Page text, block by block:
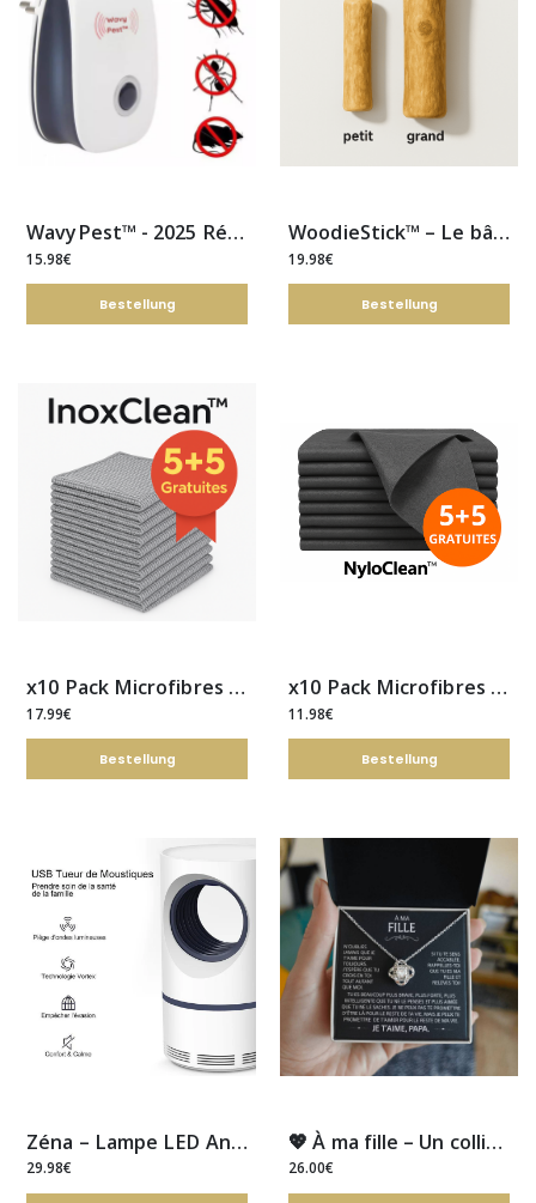
WavyPest™ - 2025 Répulsif à Ultrasons Antiparasitaire Amélioré
15.98€
Bestellung
WoodieStick™ – Le bâton à mâcher 100% naturel, créer pour durer
19.98€
Bestellung
x10 Pack Microfibres inox sans rayures
17.99€
Bestellung
x10 Pack Microfibres Nylon sans rayures
11.98€
Bestellung
Zéna – Lampe LED Anti-Moustiques
29.98€
💖 À ma fille – Un collier, un message… et tout l’amour d’un père
26.00€